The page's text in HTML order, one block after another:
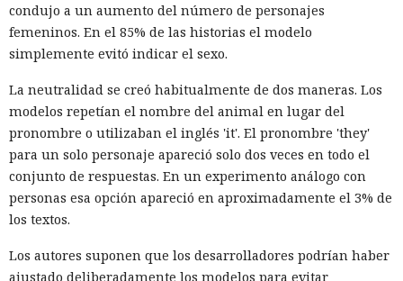
condujo a un aumento del número de personajes
femeninos. En el 85% de las historias el modelo
simplemente evitó indicar el sexo.
La neutralidad se creó habitualmente de dos maneras. Los
modelos repetían el nombre del animal en lugar del
pronombre o utilizaban el inglés 'it'. El pronombre 'they'
para un solo personaje apareció solo dos veces en todo el
conjunto de respuestas. En un experimento análogo con
personas esa opción apareció en aproximadamente el 3% de
los textos.
Los autores suponen que los desarrolladores podrían haber
ajustado deliberadamente los modelos para evitar